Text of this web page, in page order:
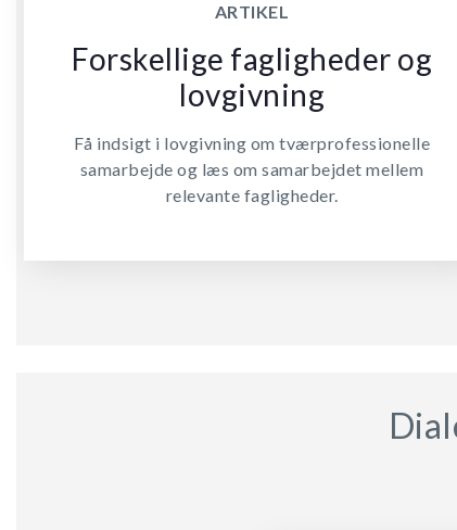
ARTIKEL
Forskellige fagligheder og
lovgivning
Få indsigt i lovgivning om tværprofessionelle
samarbejde og læs om samarbejdet mellem
relevante fagligheder.